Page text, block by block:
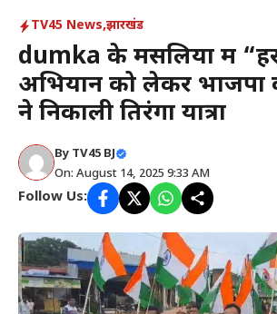
TV45 News,झारखंड
dumka के मसलिया में “हर
अभियान को लेकर भाजपा
ने निकाली तिरंगा यात्रा
By TV45 BJ
On: August 14, 2025 9:33 AM
Follow Us: